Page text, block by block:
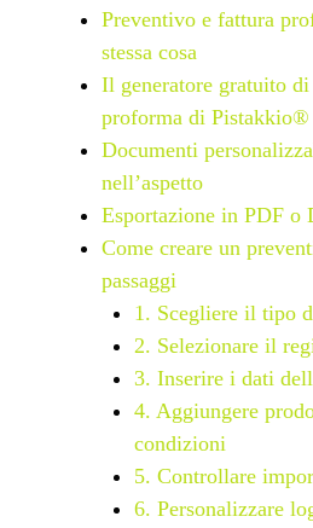
Preventivo e fattura
stessa cosa
Il generatore gratuito
proforma di Pistakkio®
Documenti
nell’aspetto
Esportazione in PDF o
Come creare un
passaggi
1. Scegliere il tipo
2. Selezionare il
3. Inserire i dati
4. Aggiungere
condizioni
5. Controllare
6. Personalizzare